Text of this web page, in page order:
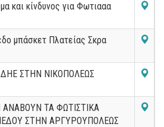
και κίνδυνος για Φωτιααα
μπάσκετ Πλατείας Σκρα
ΣΤΗΝ ΝΙΚΟΠΟΛΕΩΣ
ΤΑ ΦΩΤΙΣΤΙΚΑ
ΣΤΗΝ ΑΡΓΥΡΟΥΠΟΛΕΩΣ